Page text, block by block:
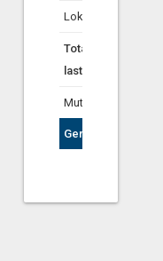
Lokaal budget
Totaal saldo baten
lasten
Mutaties met de
Geraamd resultaat